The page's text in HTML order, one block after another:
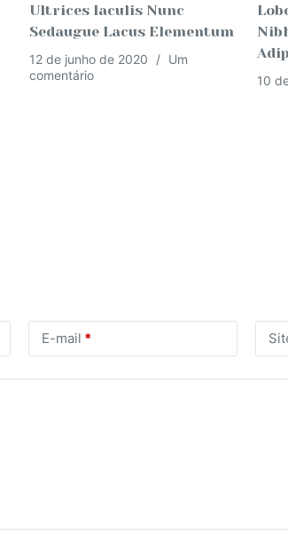
Ultrices Iaculis Nunc
Sedaugue Lacus Elementum
12 de junho de 2020
Um
comentário
10
E-mail *